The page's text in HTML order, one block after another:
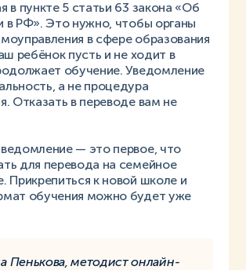
в пункте 5 статьи 63 закона «Об
в РФ». Это нужно, чтобы органы
в сфере образования
ребёнок пусть и не ходит в
обучение. Уведомление
а не процедура
Отказать в переводе вам не
— это первое, что
для перевода на семейное
Прикрепиться к новой школе и
обучения можно будет уже
Пенькова, методист онлайн-